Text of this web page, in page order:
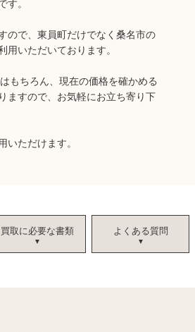
す。
ので、東員町だけでなく桑名市の
用いただいております。
もちろん、現在の価格を確かめる
ますので、お気軽にお立ち寄り下
いただけます。
買取に必要な書類 よくある質問